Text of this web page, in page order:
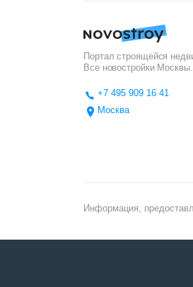
Портал строящейся
Все новостройки Москвы.
+7 495 909 16 41
Москва
Информация,